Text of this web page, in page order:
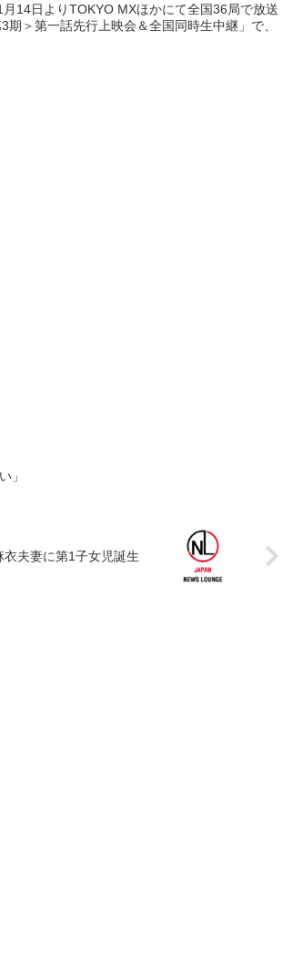
14日よりTOKYO MXほかにて全国36局で放送
＞第一話先行上映会＆全国同時生中継」で、
」
夫妻に第1子女児誕生